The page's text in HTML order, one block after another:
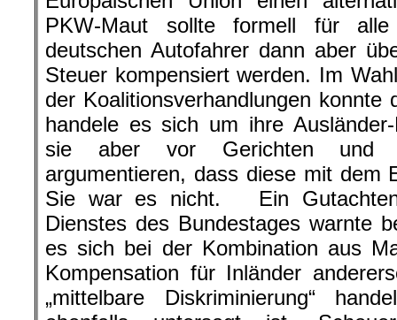
PKW-Maut sollte formell für
deutschen Autofahrer dann aber
Steuer kompensiert werden. Im
der Koalitionsverhandlungen
handele es sich um ihre
sie aber vor Gerichten und
argumentieren, dass diese mit dem
Sie war es nicht. Ein Gutachten
Dienstes des Bundestages warnte
es sich bei der Kombination aus
Kompensation für Inländer
„mittelbare Diskriminierung“